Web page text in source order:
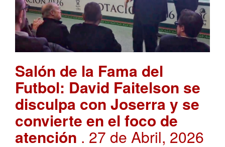
Salón de la Fama del
Futbol: David Faitelson se
disculpa con Joserra y se
convierte en el foco de
atención . 27 de Abril, 2026